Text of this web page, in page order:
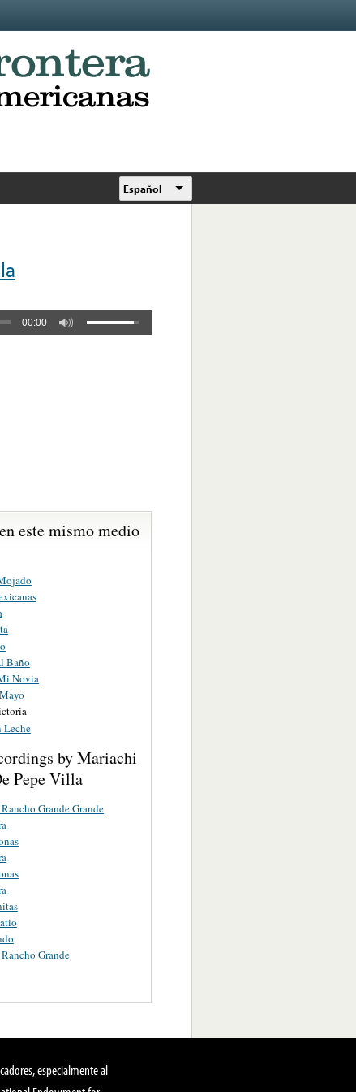
Español
00:00
este mismo medio
Baño
Novia
Leche
by Mariachi
Pepe Villa
Grande Grande
Grande
especialmente al